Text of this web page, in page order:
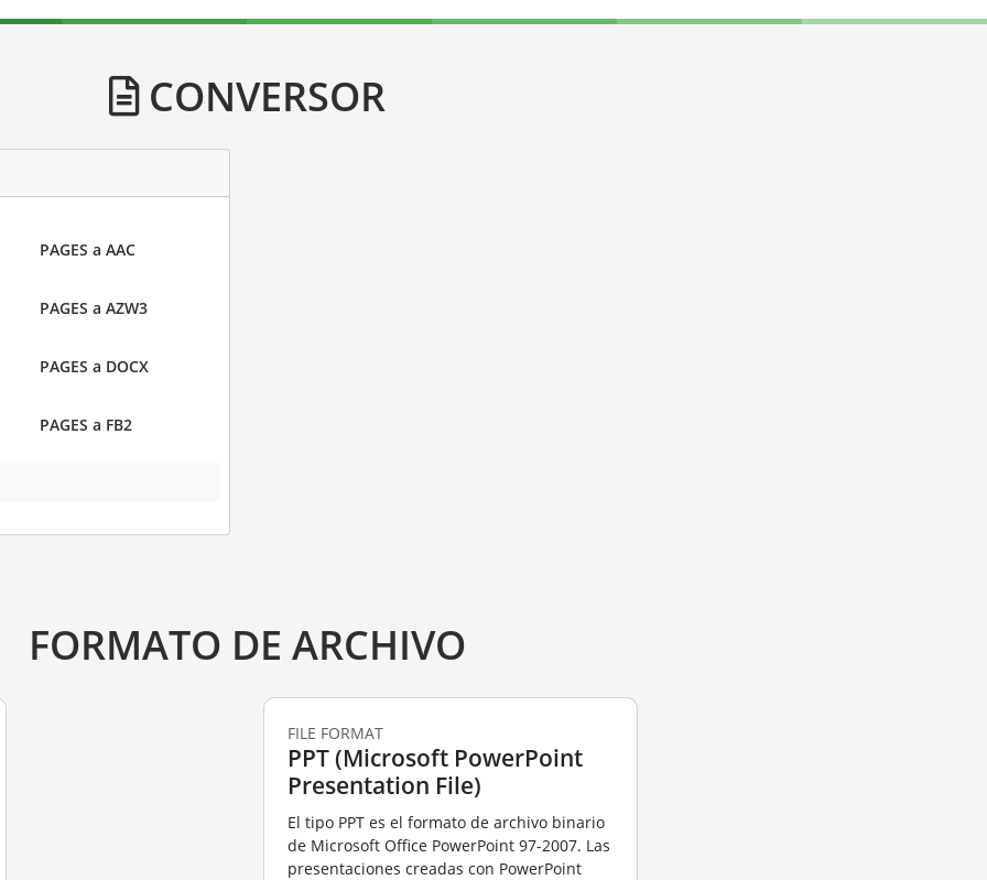
CONVERSOR
PAGES a AAC
PAGES a AZW3
PAGES a DOCX
PAGES a FB2
FORMATO DE ARCHIVO
FILE FORMAT
PPT (Microsoft PowerPoint
Presentation File)
El tipo PPT es el formato de archivo binario
de Microsoft Office PowerPoint 97-2007. Las
presentaciones creadas con PowerPoint